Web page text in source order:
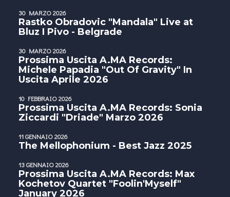
30 MARZO 2026
Rastko Obradovic "Mandala" Live at
Bluz I Pivo - Belgrade
30 MARZO 2026
Prossima Uscita A.MA Records:
Michele Papadia "Out Of Gravity" In
Uscita Aprile 2026
10 FEBBRAIO 2026
Prossima Uscita A.MA Records: Sonia
Ziccardi "Driade" Marzo 2026
11 GENNAIO 2026
The Mellophonium - Best Jazz 2025
13 GENNAIO 2026
Prossima Uscita A.MA Records: Max
Kochetov Quartet "Foolin'Myself"
January 2026